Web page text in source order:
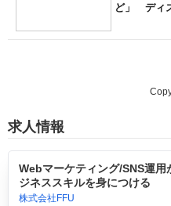
ど」 ディ
求人情報
Webマーケティング/SNS運
ジネススキルを身につける
株式会社FFU